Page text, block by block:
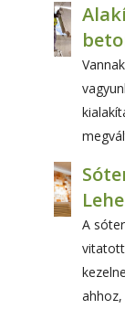
A
ahhoz,